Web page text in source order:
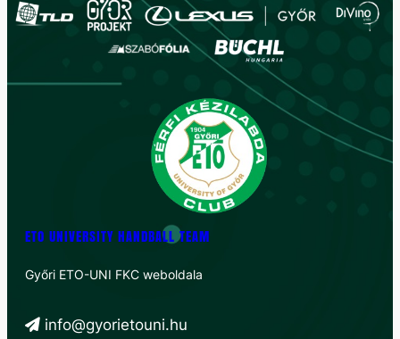
ETO UNIVERSITY HANDBALL TEAM
Győri ETO-UNI FKC weboldala
info@gyorietouni.hu